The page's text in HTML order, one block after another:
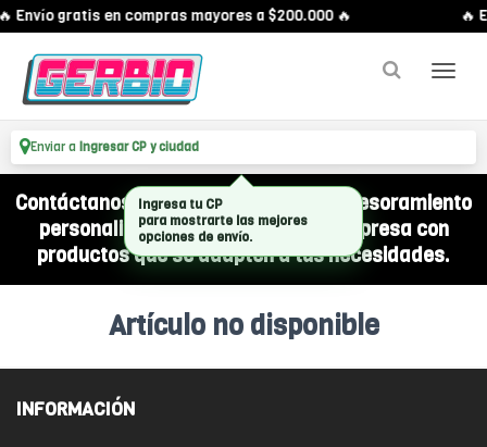
Envío gratis en compras mayores a $200.000 🔥 🔥
Enviar a Ingresar CP y ciudad
Contáctanos por WhatsApp y recibí asesoramiento
personalizado para equipar a tu empresa con
productos que se adapten a tus necesidades.
Artículo no disponible
INFORMACIÓN
Ingresa tu CP
para mostrarte las mejores
opciones de envío.